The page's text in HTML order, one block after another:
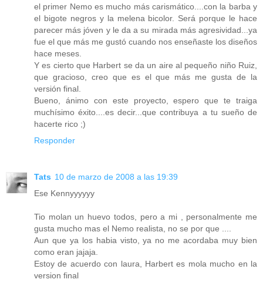
el primer Nemo es mucho más carismático....con la barba y
el bigote negros y la melena bicolor. Será porque le hace
parecer más jóven y le da a su mirada más agresividad...ya
fue el que más me gustó cuando nos enseñaste los diseños
hace meses.
Y es cierto que Harbert se da un aire al pequeño niño Ruiz,
que gracioso, creo que es el que más me gusta de la
versión final.
Bueno, ánimo con este proyecto, espero que te traiga
muchísimo éxito....es decir...que contribuya a tu sueño de
hacerte rico ;)
Responder
Tats 10 de marzo de 2008 a las 19:39
Ese Kennyyyyyy
Tio molan un huevo todos, pero a mi , personalmente me
gusta mucho mas el Nemo realista, no se por que ....
Aun que ya los habia visto, ya no me acordaba muy bien
como eran jajaja.
Estoy de acuerdo con laura, Harbert es mola mucho en la
version final